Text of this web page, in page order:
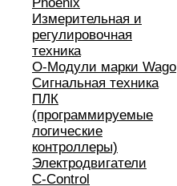
Измерительная и
регулировочная
техника
O-Модули марки Wago
Сигнальная техника
ПЛК
(программируемые
логические
контроллеры)
Электродвигатели
C-Control